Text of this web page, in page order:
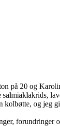
på 20 og
kolbøtte, og jeg
forundringer